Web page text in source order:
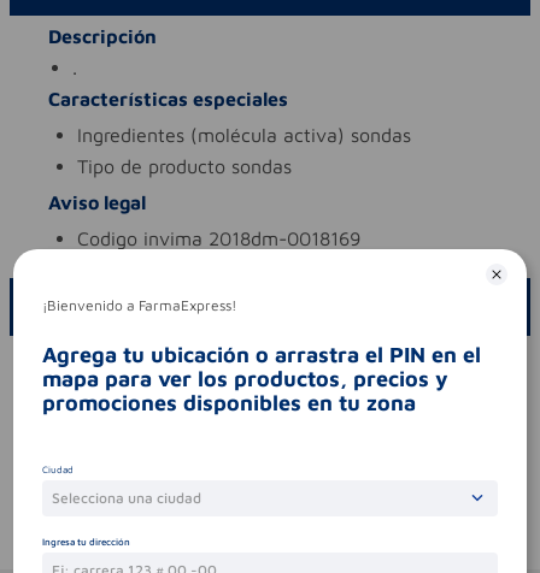
Descripción
.
Características especiales
ingredientes (molécula activa) sondas
tipo de producto sondas
Aviso legal
codigo invima 2018dm-0018169
ESCRIBE UN COMENTARIO
Por favor, inicie sesión para escribir un comentario
Sin comentarios.
¡Bienvenido a FarmaExpress!
Agrega tu ubicación o arrastra el PIN en el
mapa para ver los productos, precios y
promociones disponibles en tu zona
Ciudad
Selecciona una ciudad
Ingresa tu dirección